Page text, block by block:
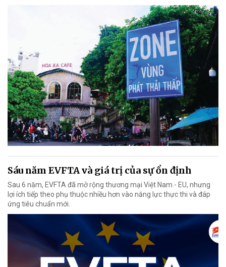
Sáu năm EVFTA và giá trị của sự ổn định
Sau 6 năm, EVFTA đã mở rộng thương mại Việt Nam - EU, nhưng
lợi ích tiếp theo phụ thuộc nhiều hơn vào năng lực thực thi và đáp
ứng tiêu chuẩn mới.